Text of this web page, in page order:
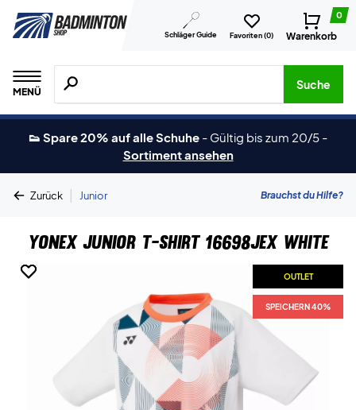
Schläger Guide Favoriten (0)
0
Warenkorb
MENÜ
Suche nach Produkten, Marken usw.
Suche
👟 Spare 20% auf alle Schuhe - Gültig bis zum 20/5 -
Sortiment ansehen
Zurück | Junior Brauchst du Hilfe?
Yonex Junior T-shirt 16698JEX White
OUTLET
SPEICHERN 40%
OUTLET
SPEICHERN 40%